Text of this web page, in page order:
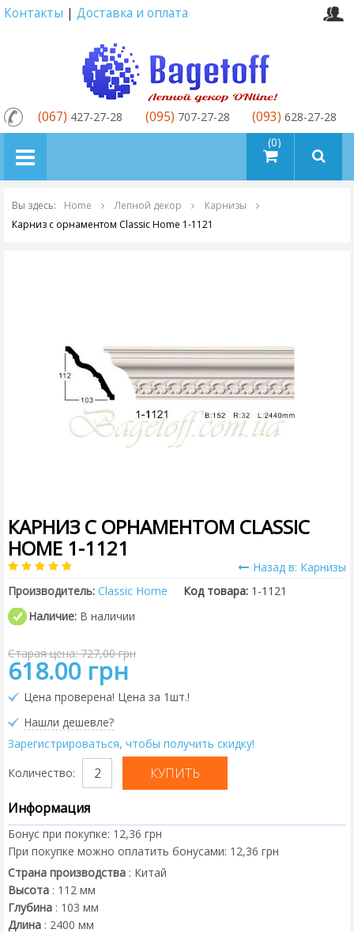
Контакты | Доставка и оплата
товаров (0)
(067) 427-27-28 (095) 707-27-28 (093) 628-27-28
Вы здесь: Home Лепной декор
Карнизы
Карниз с орнаментом Classic Home 1-1121
КАРНИЗ С ОРНАМЕНТОМ CLASSIC
HOME 1-1121
Назад в: Карнизы
Производитель: Classic Home Код товара: 1-1121
Наличие: В наличии
Старая цена: 727,00 грн
618.00 грн
Цена проверена! Цена за 1шт.!
Нашли дешевле?
Зарегистрироваться, чтобы получить скидку!
Количество:
Информация
Бонус при покупке: 12,36 грн
При покупке можно оплатить бонусами: 12,36 грн
Страна производства : Китай
Высота : 112 мм
Глубина : 103 мм
Длина : 2400 мм